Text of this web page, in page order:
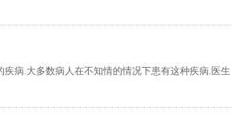
病.大多数病人在不知情的情况下患有这种疾病.医生